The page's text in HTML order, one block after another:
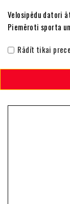
Velosipēdu datori
Piemēroti sporta
Rādīt tikai